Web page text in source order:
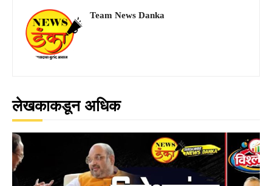
Team News Danka
लेखकाकडून अधिक